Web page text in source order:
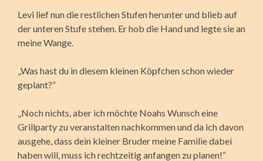
Levi lief nun die restlichen Stufen herunter und blieb auf
der unteren Stufe stehen. Er hob die Hand und legte sie an
meine Wange.
„Was hast du in diesem kleinen Köpfchen schon wieder
geplant?“
„Noch nichts, aber ich möchte Noahs Wunsch eine
Grillparty zu veranstalten nachkommen und da ich davon
ausgehe, dass dein kleiner Bruder meine Familie dabei
haben will, muss ich rechtzeitig anfangen zu planen!“